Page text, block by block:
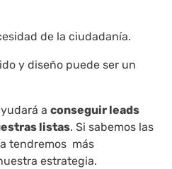
de la ciudadanía.
y diseño puede ser un
a conseguir leads
listas. Si sabemos las
tendremos más
estrategia.